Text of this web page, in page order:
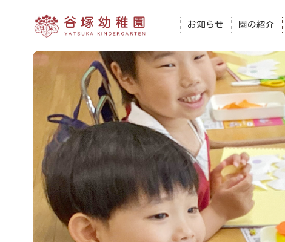
お知らせ 園の紹介
前
へ